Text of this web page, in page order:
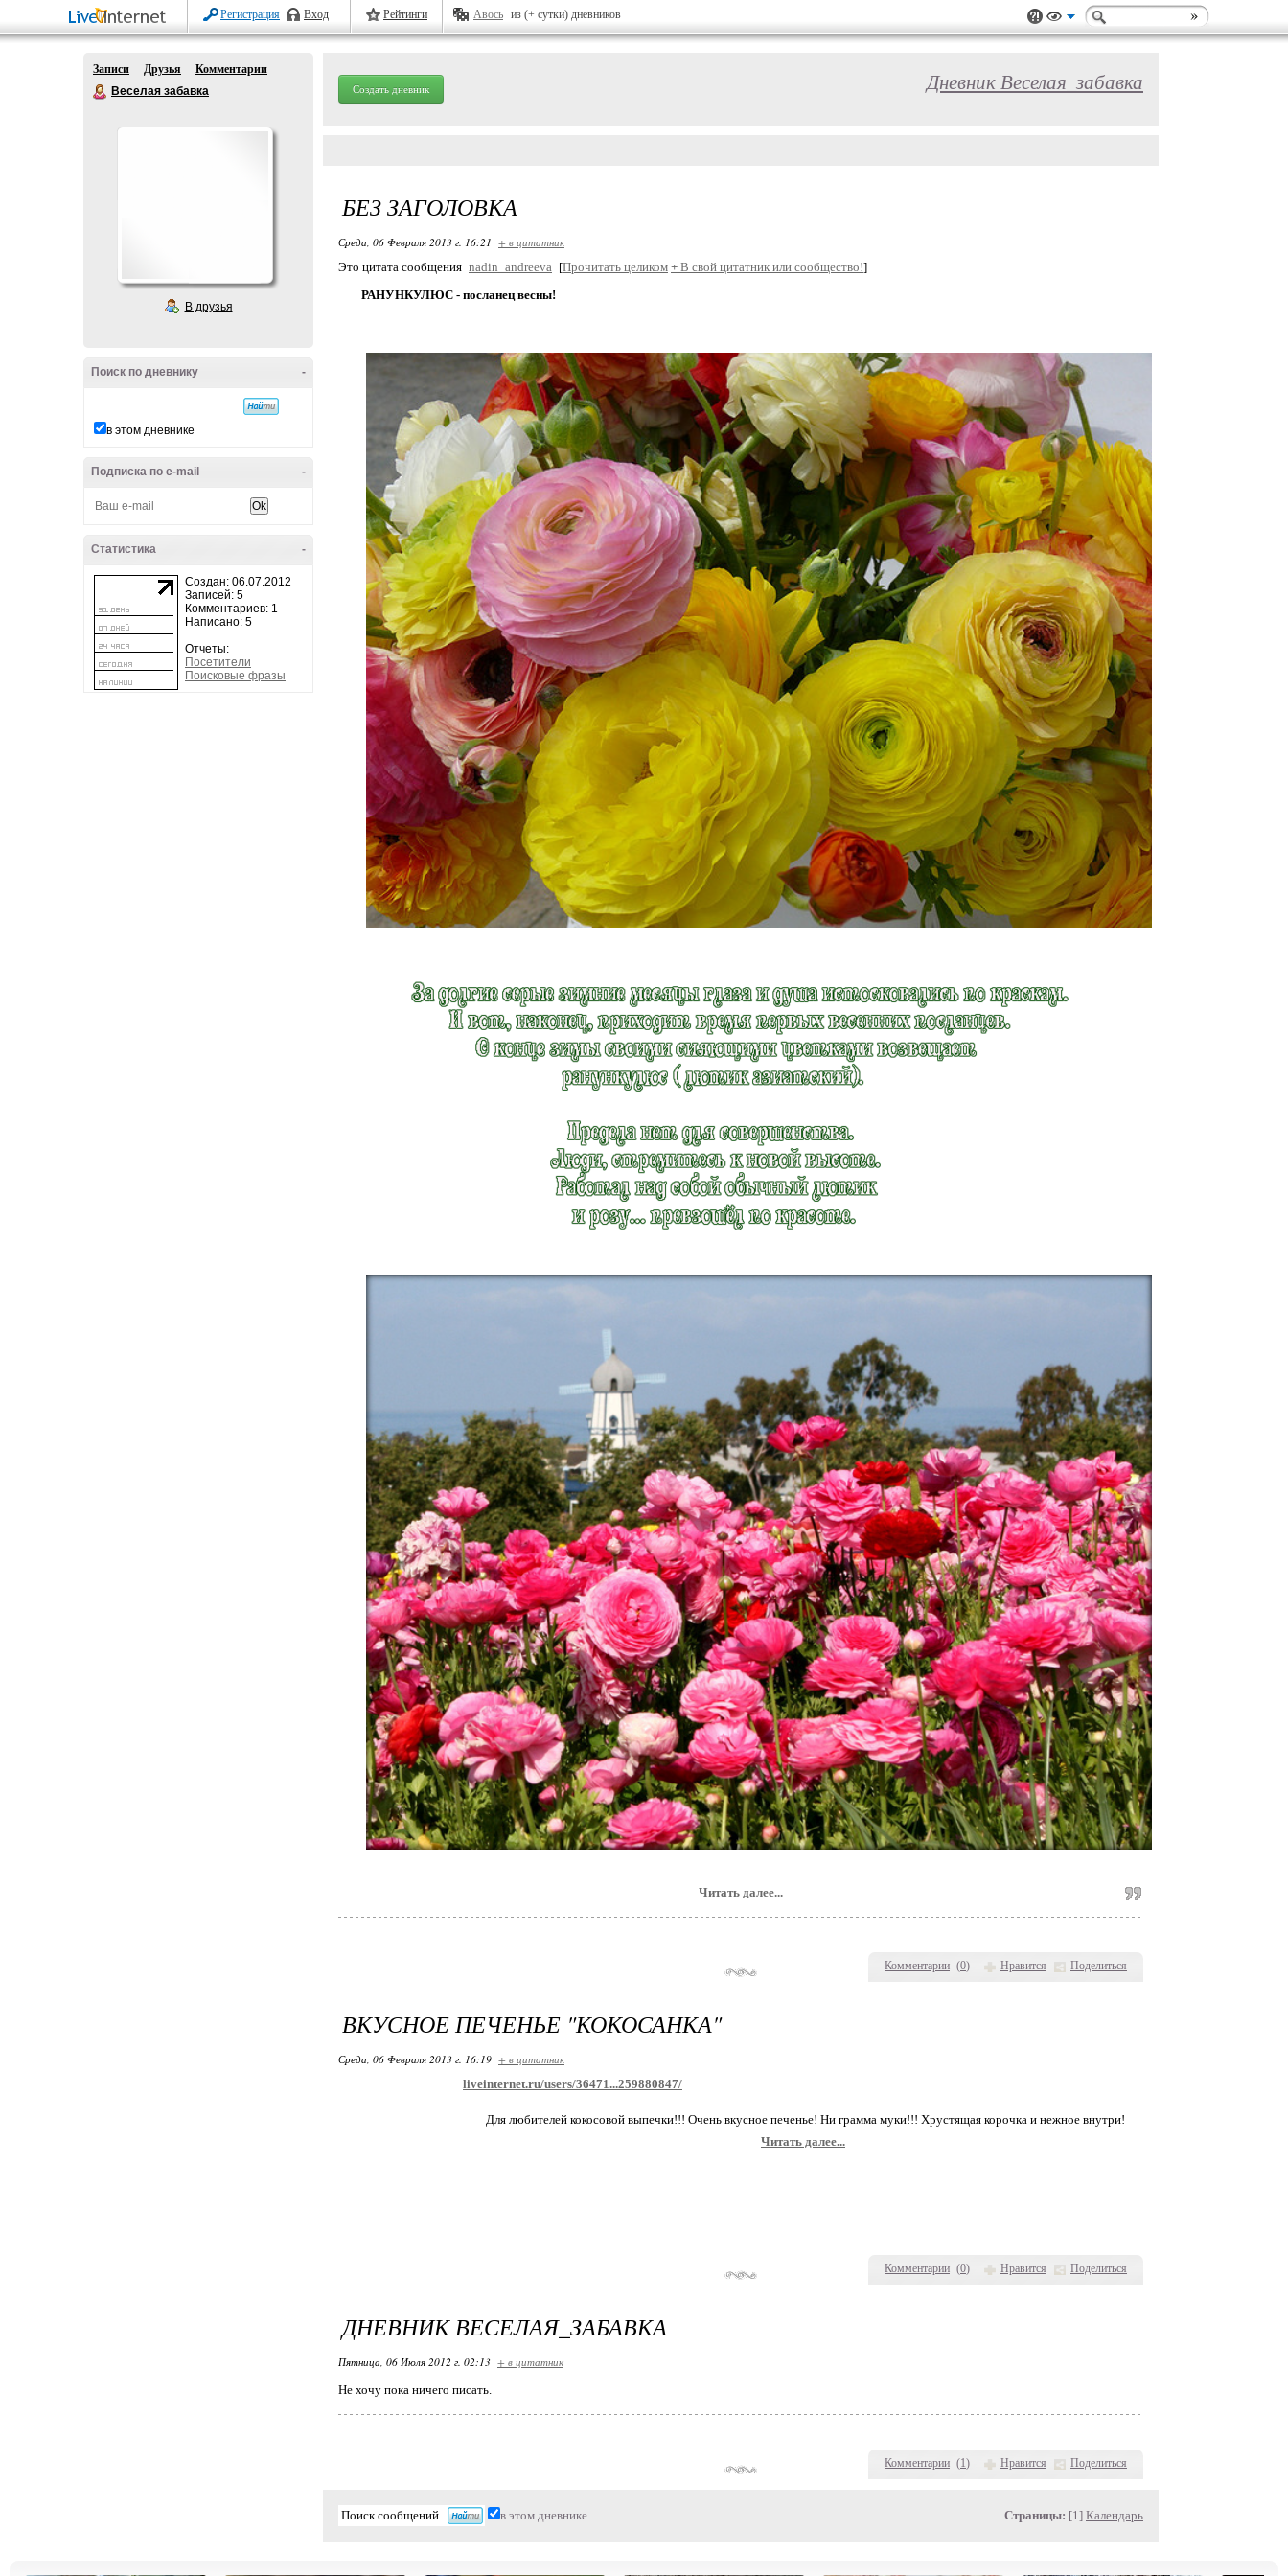
Регистрация Вход Рейтинги Авось из (+ сутки) дневников
Записи Друзья
Комментарии
Веселая забавка
В друзья
-
Поиск по дневнику
в этом дневнике
-
Подписка по e-mail
-
Статистика
Создан: 06.07.2012
Записей: 5
Комментариев: 1
Написано: 5
Отчеты:
Посетители
Поисковые фразы
Создать дневник Дневник Веселая_забавка
Комментарии (0) Нравится Поделиться
БЕЗ ЗАГОЛОВКА
Среда, 06 Февраля 2013 г. 16:21 + в цитатник
Это цитата сообщения nadin_andreeva [Прочитать целиком + В свой цитатник или сообщество!]
РАНУНКУЛЮС - посланец весны!
Читать далее...
Комментарии (0) Нравится Поделиться
ВКУСНОЕ ПЕЧЕНЬЕ "КОКОСАНКА"
Среда, 06 Февраля 2013 г. 16:19 + в цитатник
liveinternet.ru/users/36471...259880847/
Для любителей кокосовой выпечки!!! Очень вкусное печенье! Ни грамма муки!!! Хрустящая корочка и нежное внутри!
Читать далее...
Комментарии (1) Нравится Поделиться
ДНЕВНИК ВЕСЕЛАЯ_ЗАБАВКА
Пятница, 06 Июля 2012 г. 02:13 + в цитатник
Не хочу пока ничего писать.
в этом дневнике Страницы: [1] Календарь